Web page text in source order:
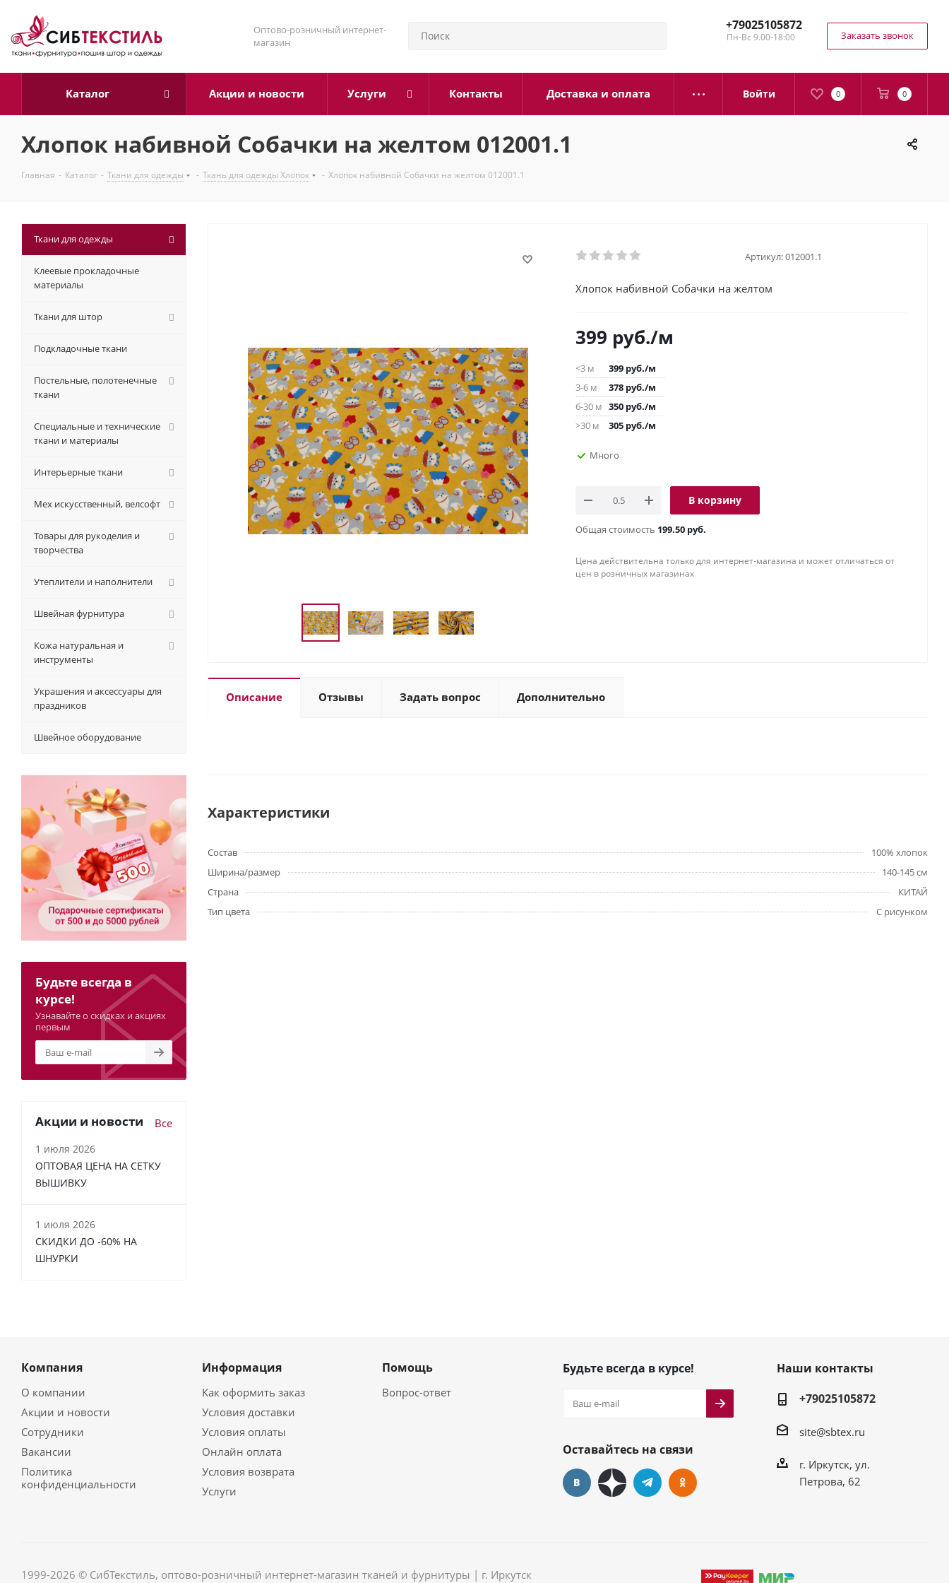
Оптово-розничный интернет-
магазин
+79025105872
Пн-Вс 9.00-18:00 Заказать звонок
0 0
Войти
Каталог Акции и новости Услуги Контакты Доставка и оплата
Хлопок набивной Собачки на желтом 012001.1
Главная - Каталог - Ткани для одежды - Ткань для одежды Хлопок - Хлопок набивной Собачки на желтом 012001.1
Артикул:012001.1
Хлопок набивной Собачки на желтом
399 руб./м
<3 м 399 руб./м
3-6 м
378 руб./м
6-30 м 350 руб./м
>30 м
305 руб./м
Много
В корзину
Общая стоимость 199.50 руб.
Цена действительна только для интернет-магазина и может отличаться от
цен в розничных магазинах
Описание Отзывы Задать вопрос Дополнительно
Характеристики
Состав
100% хлопок
Ширина/размер
140-145 см
Страна
КИТАЙ
Тип цвета
С рисунком
Ткани для одежды
Клеевые прокладочные
материалы
Ткани для штор
Подкладочные ткани
Постельные, полотенечные
ткани
Специальные и технические
ткани и материалы
Интерьерные ткани
Мех искусственный, велсофт
Товары для рукоделия и
творчества
Утеплители и наполнители
Швейная фурнитура
Кожа натуральная и
инструменты
Украшения и аксессуары для
праздников
Швейное оборудование
Будьте всегда в
курсе!
Узнавайте о скидках и акциях
первым
Акции и новости Все
1 июля 2026
ОПТОВАЯ ЦЕНА НА СЕТКУ
ВЫШИВКУ
1 июля 2026
СКИДКИ ДО -60% НА
ШНУРКИ
Компания
О компании
Акции и новости
Сотрудники
Вакансии
Политика
конфиденциальности
Информация
Как оформить заказ
Условия доставки
Условия оплаты
Онлайн оплата
Условия возврата
Услуги
Помощь
Вопрос-ответ
Будьте всегда в курсе!
Оставайтесь на связи
Наши контакты
+79025105872
site@sbtex.ru
г. Иркутск, ул.
Петрова, 62
1999-2026 © СибТекстиль, оптово-розничный интернет-магазин тканей и фурнитуры | г. Иркутск